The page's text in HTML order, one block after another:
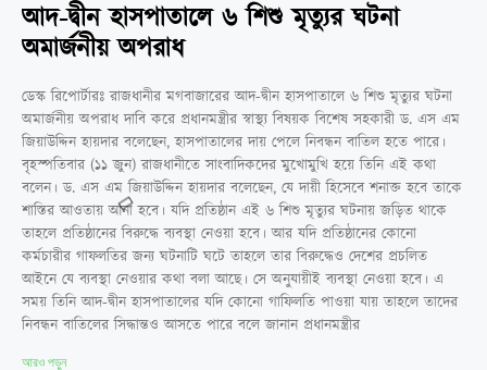
আদ-দ্বীন হাসপাতালে ৬ শিশু মৃত্যুর ঘটনা
অমার্জনীয় অপরাধ
ডেস্ক রিপোর্টারঃ রাজধানীর মগবাজারের আদ-দ্বীন হাসপাতালে ৬ শিশু মৃত্যুর ঘটনা
অমার্জনীয় অপরাধ দাবি করে প্রধানমন্ত্রীর স্বাস্থ্য বিষয়ক বিশেষ সহকারী ড. এস এম
জিয়াউদ্দিন হায়দার বলেছেন, হাসপাতালের দায় পেলে নিবন্ধন বাতিল হতে পারে।
বৃহস্পতিবার (১১ জুন) রাজধানীতে সাংবাদিকদের মুখোমুখি হয়ে তিনি এই কথা
বলেন। ড. এস এম জিয়াউদ্দিন হায়দার বলেছেন, যে দায়ী হিসেবে শনাক্ত হবে তাকে
শাস্তির আওতায় আনা হবে। যদি প্রতিষ্ঠান এই ৬ শিশু মৃত্যুর ঘটনায় জড়িত থাকে
তাহলে প্রতিষ্ঠানের বিরুদ্ধে ব্যবস্থা নেওয়া হবে। আর যদি প্রতিষ্ঠানের কোনো
কর্মচারীর গাফলতির জন্য ঘটনাটি ঘটে তাহলে তার বিরুদ্ধেও দেশের প্রচলিত
আইনে যে ব্যবস্থা নেওয়ার কথা বলা আছে। সে অনুযায়ীই ব্যবস্থা নেওয়া হবে। এ
সময় তিনি আদ-দ্বীন হাসপাতালের যদি কোনো গাফিলতি পাওয়া যায় তাহলে তাদের
নিবন্ধন বাতিলের সিদ্ধান্তও আসতে পারে বলে জানান প্রধানমন্ত্রীর
আরও পড়ুন